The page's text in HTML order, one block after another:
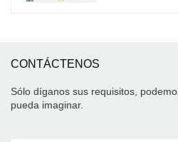
CONTÁCTENOS
Sólo díganos sus requisitos,
pueda imaginar.